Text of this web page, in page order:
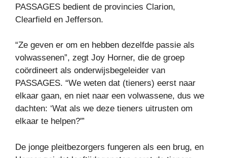
PASSAGES bedient de provincies Clarion,
Clearfield en Jefferson.
“Ze geven er om en hebben dezelfde passie als
volwassenen”, zegt Joy Horner, die de groep
coördineert als onderwijsbegeleider van
PASSAGES. “We weten dat (tieners) eerst naar
elkaar gaan, en niet naar een volwassene, dus we
dachten: ‘Wat als we deze tieners uitrusten om
elkaar te helpen?'”
De jonge pleitbezorgers fungeren als een brug, en